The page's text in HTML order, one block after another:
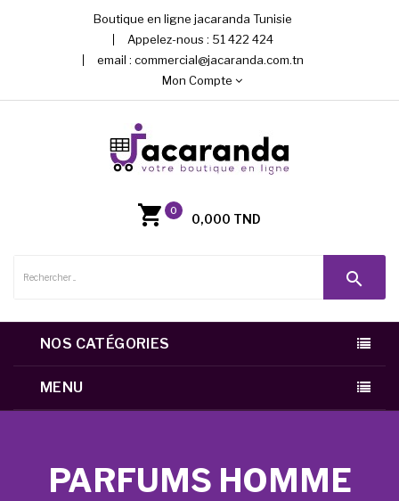
Boutique en ligne jacaranda Tunisie
Appelez-nous : 51 422 424
email : commercial@jacaranda.com.tn
Mon Compte
0
0,000 TND
search
NOS CATÉGORIES
MENU
PARFUMS HOMME